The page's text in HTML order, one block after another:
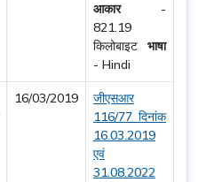
आकार -
821.19
किलोबाइट भाषा
- Hindi
16/03/2019
जीएसआर
116/77 दिनांक
16.03.2019
एवं
31.08.2022